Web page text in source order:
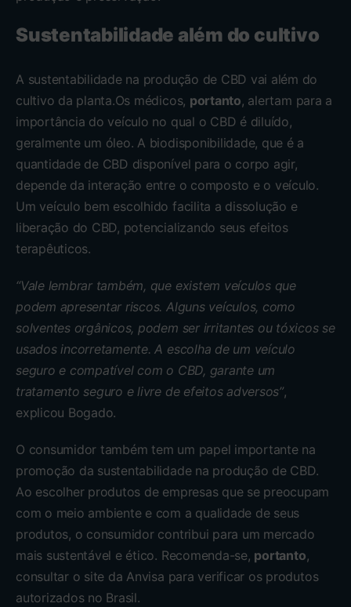
Sustentabilidade além do cultivo
A sustentabilidade na produção de CBD vai além do
cultivo da planta.Os médicos, portanto, alertam para a
importância do veículo no qual o CBD é diluído,
geralmente um óleo. A biodisponibilidade, que é a
quantidade de CBD disponível para o corpo agir,
depende da interação entre o composto e o veículo.
Um veículo bem escolhido facilita a dissolução e
liberação do CBD, potencializando seus efeitos
terapêuticos.
“Vale lembrar também, que existem veículos que
podem apresentar riscos. Alguns veículos, como
solventes orgânicos, podem ser irritantes ou tóxicos se
usados ​​incorretamente. A escolha de um veículo
seguro e compatível com o CBD, garante um
tratamento seguro e livre de efeitos adversos”,
explicou Bogado.
O consumidor também tem um papel importante na
promoção da sustentabilidade na produção de CBD.
Ao escolher produtos de empresas que se preocupam
com o meio ambiente e com a qualidade de seus
produtos, o consumidor contribui para um mercado
mais sustentável e ético. Recomenda-se, portanto,
consultar o site da Anvisa para verificar os produtos
autorizados no Brasil.